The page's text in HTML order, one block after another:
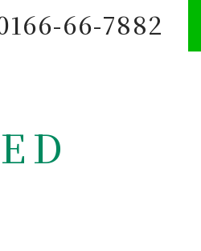
66-7882